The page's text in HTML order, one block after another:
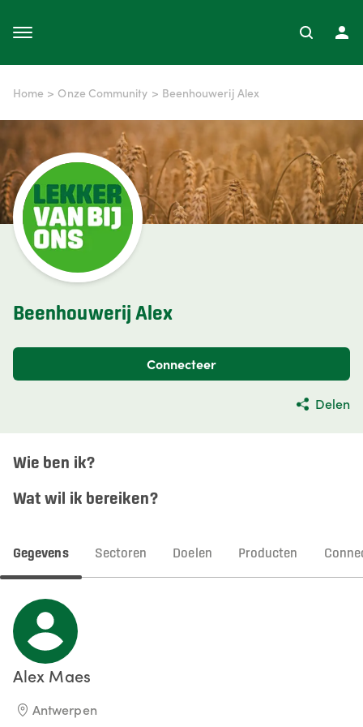
Home > Onze Community > Beenhouwerij Alex
Beenhouwerij Alex
Connecteer
Delen
Wie ben ik?
Wat wil ik bereiken?
Gegevens Sectoren Doelen Producten
Alex Maes
Antwerpen